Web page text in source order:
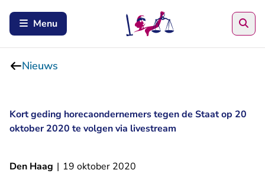
Menu
Nieuws
Kort geding horecaondernemers tegen de Staat op 20
oktober 2020 te volgen via livestream
Den Haag | 19 oktober 2020